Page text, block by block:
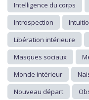
Intelligence du corps
Introspection
Libération intérieure
Masques sociaux
Monde intérieur
Nouveau départ